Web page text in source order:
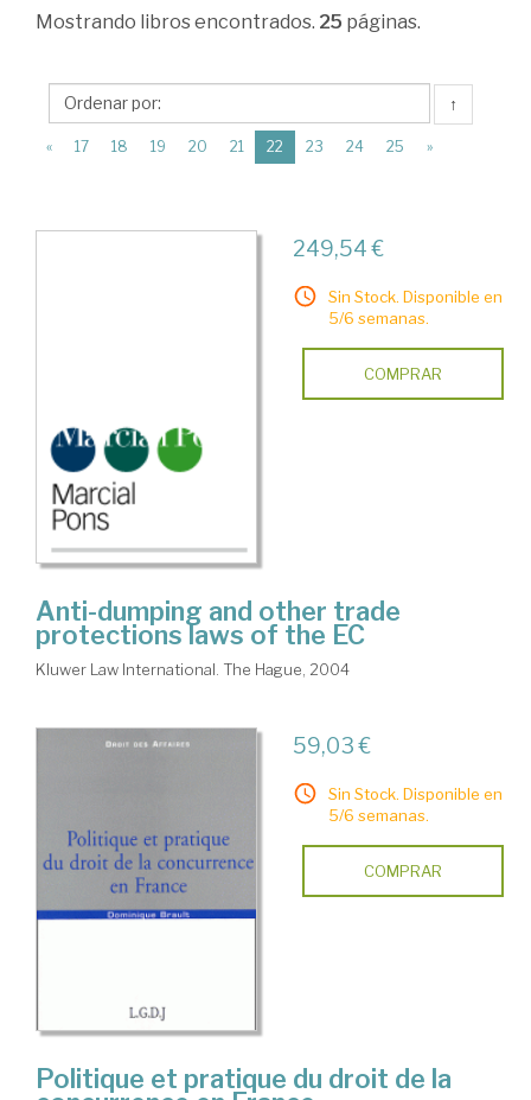
Derecho
>
Propiedad
Competencia
Mostrando libros encontrados. 25 páginas.
↑
« 17 18 19 20 21 22 (current)
23 24 25 »
249,54 €
Sin Stock. Disponible en
5/6 semanas.
COMPRAR
Anti-dumping and other trade
protections laws of the EC
Kluwer Law International. The Hague, 2004
59,03 €
Sin Stock. Disponible en
5/6 semanas.
COMPRAR
Politique et pratique du droit de la